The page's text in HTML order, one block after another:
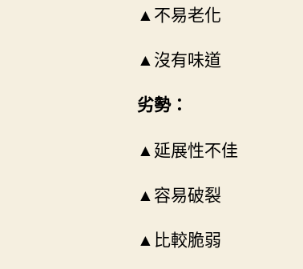
▲不易老化
▲沒有味道
劣勢：
▲延展性不佳
▲容易破裂
▲比較脆弱